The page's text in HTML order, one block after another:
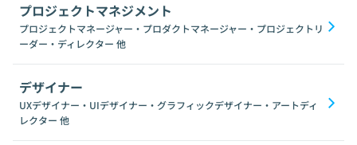
プロジェクトマネジメント
プロジェクトマネージャー・プロダクトマネージャー・プロジェクトリ
ーダー・ディレクター 他
デザイナー
UXデザイナー・UIデザイナー・グラフィックデザイナー・アートディ
レクター 他